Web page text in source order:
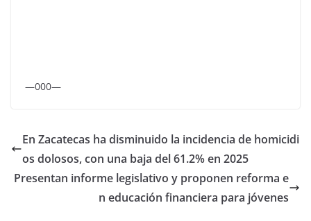
—000—
En Zacatecas ha disminuido la incidencia de homicidi
os dolosos, con una baja del 61.2% en 2025
Presentan informe legislativo y proponen reforma e
n educación financiera para jóvenes